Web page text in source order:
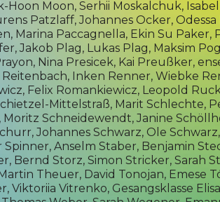
Hoon Moon, Serhii Moskalchuk,
Patzlaff,Johannes Ocker,
Marina Paccagnella, Ekin Su Paker,
Jakob Plag, Lukas Plag, Maksim
Nina Presicek, Kai Preußker,
Inken Renner, Wiebke
Felix Romankiewicz, Leopold
Mittelstraß, Marit Schlechte,
, Moritz Schneidewendt, Janine
Johannes Schwarz, Ole Schwarz
Spinner, Anselm Staber, Benjamin
, Bernd Storz, Simon Stricker, Sarah
Theuer, David Tonojan, Emese
, Viktoriia Vitrenko, Gesangsklasse